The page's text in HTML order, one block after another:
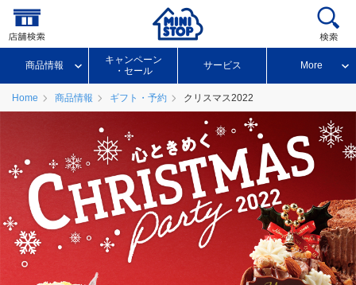
商品情報
キャンペーン
・セール
サービス More
Home 商品情報 ギフト・予約 クリスマス2022